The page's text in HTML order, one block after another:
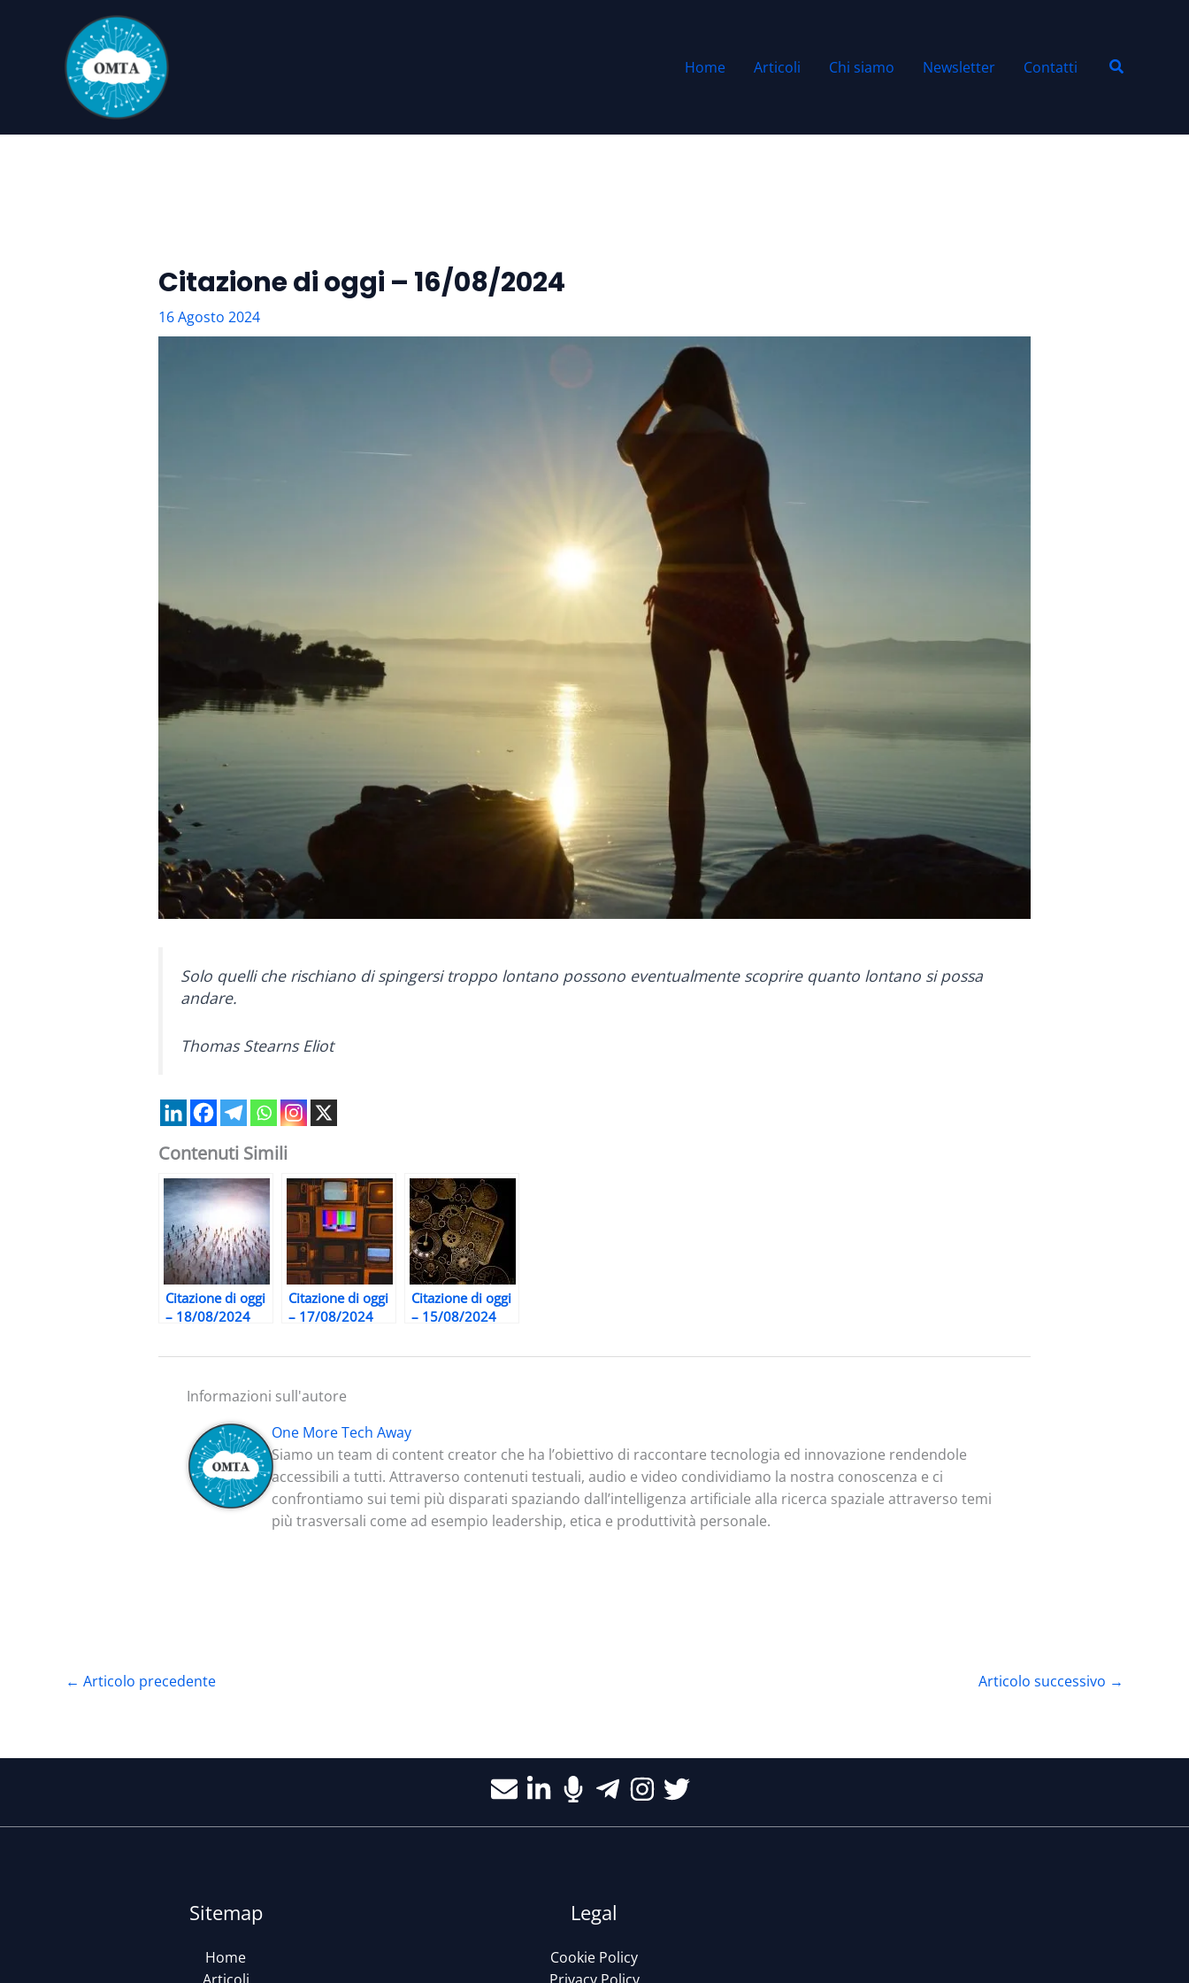
contenuto
Home Articoli Chi siamo Newsletter Contatti Cerca
Citazione di oggi – 16/08/2024
16 Agosto 2024
Solo quelli che rischiano di spingersi troppo lontano possono eventualmente scoprire quanto lontano si possa
andare.
Thomas Stearns Eliot
Contenuti Simili
Citazione di oggi
– 18/08/2024
Citazione di oggi
– 17/08/2024
Citazione di oggi
– 15/08/2024
Informazioni sull'autore
One More Tech Away
Siamo un team di content creator che ha l’obiettivo di raccontare tecnologia ed innovazione rendendole
accessibili a tutti. Attraverso contenuti testuali, audio e video condividiamo la nostra conoscenza e ci
confrontiamo sui temi più disparati spaziando dall’intelligenza artificiale alla ricerca spaziale attraverso temi
più trasversali come ad esempio leadership, etica e produttività personale.
← Articolo precedente Articolo successivo →
Sitemap
Home
Legal
Cookie Policy